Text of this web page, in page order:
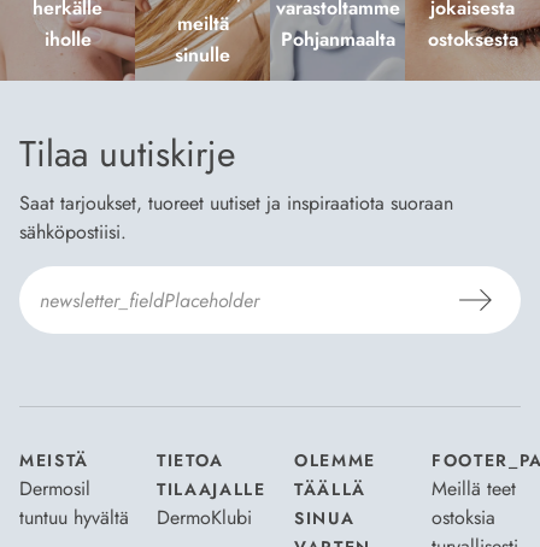
herkälle
iholle
meiltä
sinulle
varastoltamme
Pohjanmaalta
jokaisesta
ostoksesta
Tilaa uutiskirje
Saat tarjoukset, tuoreet uutiset ja inspiraatiota suoraan
sähköpostiisi.
MEISTÄ
Dermosil
tuntuu hyvältä
TIETOA
TILAAJALLE
DermoKlubi
OLEMME
TÄÄLLÄ
SINUA
Meillä teet
ostoksia